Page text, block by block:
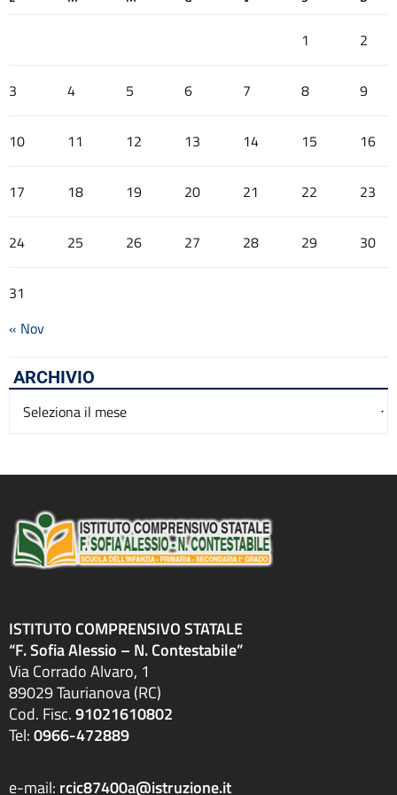
1 2
3 4 5 6 7 8 9
10 11 12 13 14 15 16
17 18 19 20 21 22 23
24 25 26 27 28 29 30
31
« Nov
ARCHIVIO
Archivio
ISTITUTO COMPRENSIVO STATALE
“F. Sofia Alessio – N. Contestabile”
Via Corrado Alvaro, 1
89029 Taurianova (RC)
Cod. Fisc.91021610802
Tel:0966-472889
e-mail: rcic87400a@istruzione.it